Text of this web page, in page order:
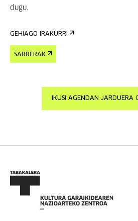
dugu.
GEHIAGO IRAKURRI
SARRERAK
IKUSI AGENDAN JARDUERA